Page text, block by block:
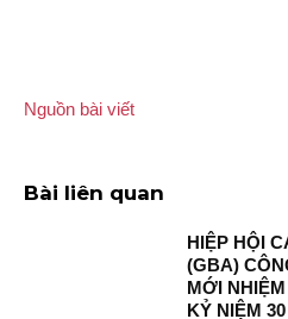
Nguồn bài viết
Bài liên quan
HIỆP HỘI
(GBA)
MỚI
KỶ NIỆM